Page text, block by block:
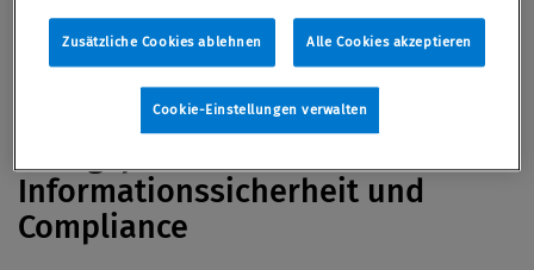
klare Handlungsstrategien auf Bedrohungen
vorbereitet zu sein.
Informationssicherheit und
Compliance
Zusätzliche Cookies ablehnen Alle Cookies akzeptieren
Cookie-Einstellungen verwalten